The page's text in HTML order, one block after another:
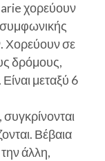
χορεύουν
συμφωνικής
Χορεύουν σε
δρόμους,
μεταξύ 6
Βέβαια
άλλη,